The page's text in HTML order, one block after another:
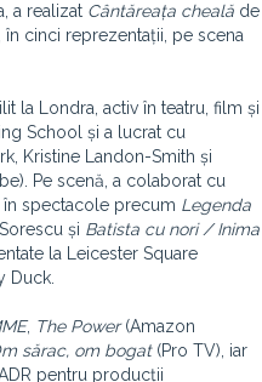
a realizat Cântăreața cheală de
cinci reprezentații, pe scena
la Londra, activ în teatru, film și
School și a lucrat cu
Kristine Landon-Smith și
Pe scenă, a colaborat cu
în spectacole precum Legenda
și Batista cu nori / Inima
la Leicester Square
Duck.
, The Power(Amazon
sărac, om bogat(Pro TV), iar
pentru producții